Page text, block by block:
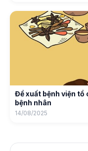
Đề xuất bệnh viện
bệnh nhân
14/08/2025